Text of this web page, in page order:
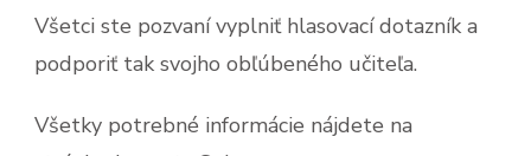
Všetci ste pozvaní vyplniť hlasovací dotazník a
podporiť tak svojho obľúbeného učiteľa.
Všetky potrebné informácie nájdete na